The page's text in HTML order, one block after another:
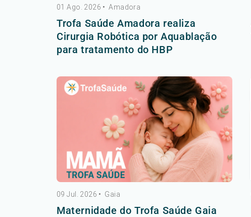
01 Ago. 2026 • Amadora
Trofa Saúde Amadora realiza
Cirurgia Robótica por Aquablação
para tratamento do HBP
09 Jul. 2026 • Gaia
Maternidade do Trofa Saúde Gaia